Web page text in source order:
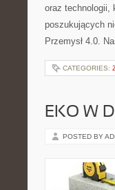
oraz technologii,
poszukujących
Przemysł 4.0.
CATEGORIES:
EKO W
POSTED BY